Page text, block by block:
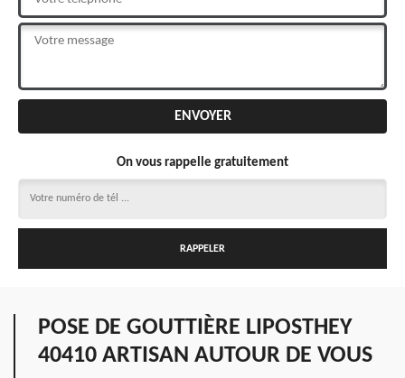
On vous rappelle gratuitement
POSE DE GOUTTIÈRE LIPOSTHEY
40410 ARTISAN AUTOUR DE VOUS